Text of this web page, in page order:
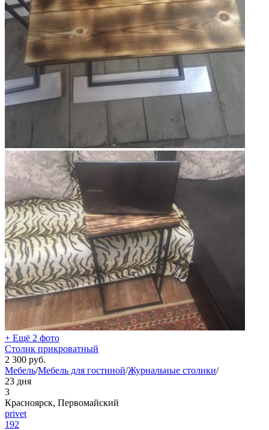
+ Ещё 2 фото
Столик прикроватный
2 300 руб.
Мебель/Мебель для гостиной/Журнальные столики/
23 дня
3
Красноярск, Первомайский
privet
192